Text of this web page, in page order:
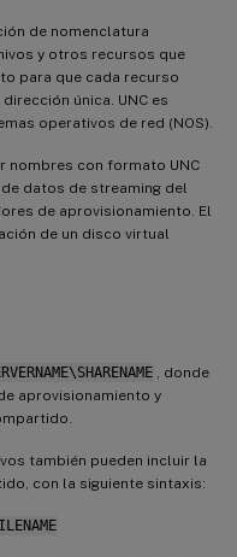
de nomenclatura
y otros recursos que
para que cada recurso
única. UNC es
operativos de red (NOS).
nombres con formato UNC
datos de streaming del
de aprovisionamiento. El
de un disco virtual
, donde
aprovisionamiento y
también pueden incluir la
con la siguiente sintaxis: